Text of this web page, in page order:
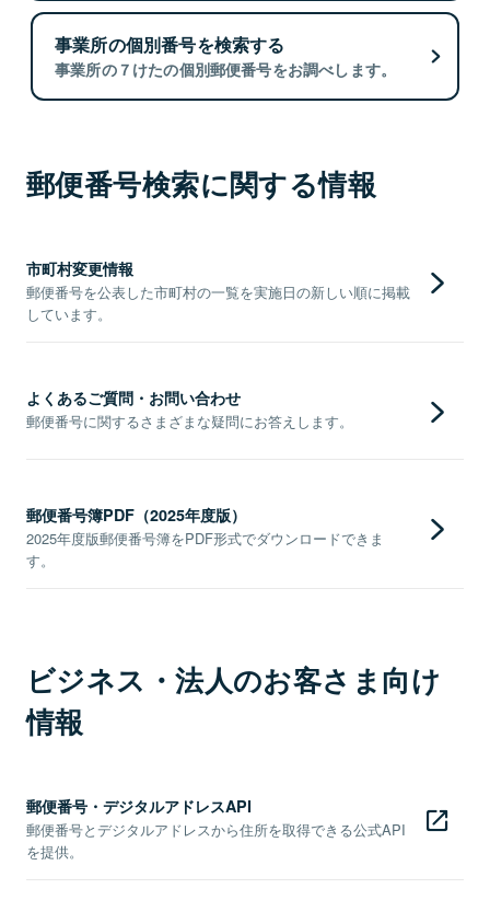
事業所の個別番号を検索する
事業所の７けたの個別郵便番号をお調べします。
郵便番号検索に関する情報
市町村変更情報
郵便番号を公表した市町村の一覧を実施日の新しい順に掲載
しています。
よくあるご質問・お問い合わせ
郵便番号に関するさまざまな疑問にお答えします。
郵便番号簿PDF（2025年度版）
2025年度版郵便番号簿をPDF形式でダウンロードできま
す。
ビジネス・法人のお客さま向け
情報
郵便番号・デジタルアドレスAPI
郵便番号とデジタルアドレスから住所を取得できる公式API
を提供。